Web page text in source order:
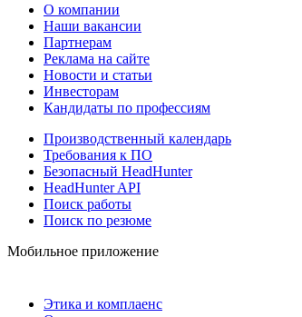
О компании
Наши вакансии
Партнерам
Реклама на сайте
Новости и статьи
Инвесторам
Кандидаты по профессиям
Производственный календарь
Требования к ПО
Безопасный HeadHunter
HeadHunter API
Поиск работы
Поиск по резюме
Мобильное приложение
Этика и комплаенс